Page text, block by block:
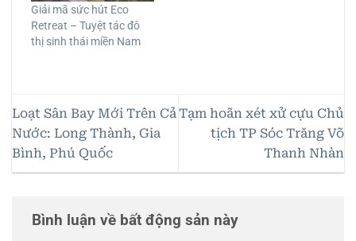
Giải mã sức hút Eco
Retreat – Tuyệt tác đô
thị sinh thái miền Nam
Loạt Sân Bay Mới Trên Cả
Nước: Long Thành, Gia
Bình, Phú Quốc
Tạm hoãn xét xử cựu Chủ
tịch TP Sóc Trăng Võ
Thanh Nhàn
Bình luận về bất động sản này